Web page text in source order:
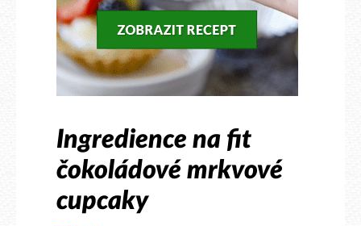
​Ingredience na fit
čokoládové mrkvové
cupcaky